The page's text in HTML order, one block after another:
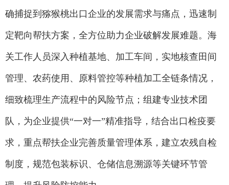
确捕捉到猕猴桃出口企业的发展需求与痛点，迅速制
定靶向帮扶方案，全方位助力企业破解发展难题。海
关工作人员深入种植基地、加工车间，实地核查田间
管理、农药使用、原料管控等种植加工全链条情况，
细致梳理生产流程中的风险节点；组建专业技术团
队，为企业提供“一对一”精准指导，结合出口检疫要
求，重点帮扶企业完善质量管理体系，建立农残自检
制度，规范包装标识、仓储信息溯源等关键环节管